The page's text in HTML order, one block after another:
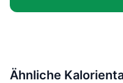
Ähnliche